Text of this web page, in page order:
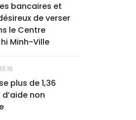
bancaires et
de verser
le Centre
Minh-Ville
plus de 1,36
non